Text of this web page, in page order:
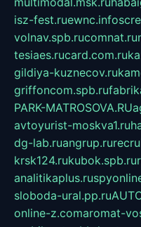
isz-fest.ruewnc.info
volnav.spb.rucomnat.ru
tesiaes.rucard.com.ru
gildiya-kuznecov.ru
griffoncom.spb.ru
PARK-MATROSOVA.RU
avtoyurist-moskva1.ru
dg-lab.ruangrup.ru
krsk124.rukubok.spb.ru
analitikaplus.ru
sloboda-ural.pp.ru
online-z.comaromat-